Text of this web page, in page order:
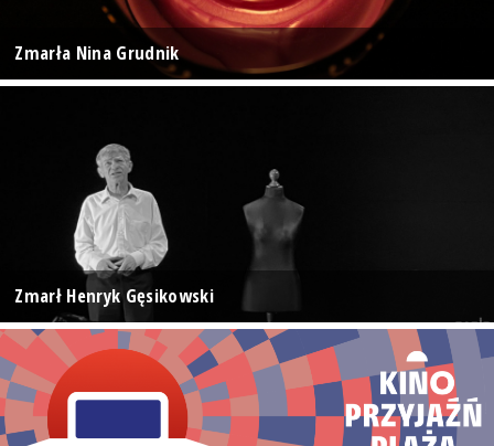
Zmarła Nina Grudnik
Zmarł Henryk Gęsikowski